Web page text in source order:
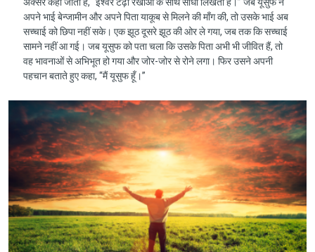
अपने भाई बेन्जामीन और अपने पिता याकूब से मिलने की माँग की, तो उसके भाई अब
सच्चाई को छिपा नहीं सके। एक झूठ दूसरे झूठ की ओर ले गया, जब तक कि सच्चाई
सामने नहीं आ गई। जब यूसुफ को पता चला कि उसके पिता अभी भी जीवित हैं, तो
वह भावनाओं से अभिभूत हो गया और जोर-जोर से रोने लगा। फिर उसने अपनी
पहचान बताते हुए कहा, “मैं यूसुफ हूँ।”